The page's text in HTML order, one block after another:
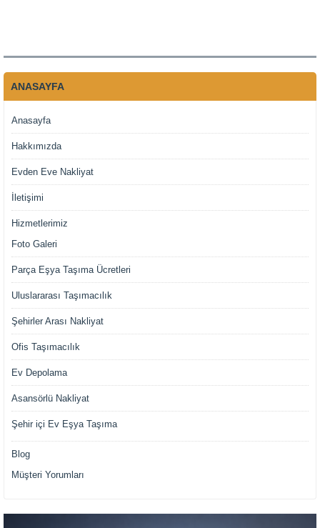
ANASAYFA
Anasayfa
Hakkımızda
Evden Eve Nakliyat
İletişimi
Hizmetlerimiz
Foto Galeri
Parça Eşya Taşıma Ücretleri
Uluslararası Taşımacılık
Şehirler Arası Nakliyat
Ofis Taşımacılık
Ev Depolama
Asansörlü Nakliyat
Şehir içi Ev Eşya Taşıma
Blog
Müşteri Yorumları